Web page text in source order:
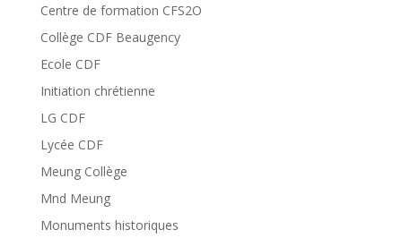
Centre de formation CFS2O
Collège CDF Beaugency
Ecole CDF
Initiation chrétienne
LG CDF
Lycée CDF
Meung Collège
Mnd Meung
Monuments historiques